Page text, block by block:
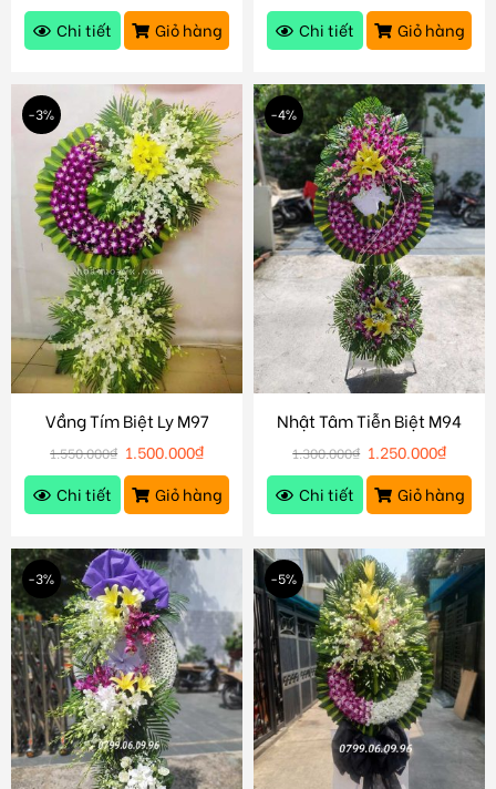
Chi tiết
Giỏ hàng
Chi tiết
Giỏ hàng
-3%
Vầng Tím Biệt Ly M97
1.550.000₫ 1.500.000₫
Chi tiết
Giỏ hàng
-4%
Nhật Tâm Tiễn Biệt M94
1.300.000₫ 1.250.000₫
Chi tiết
Giỏ hàng
-3% -5%